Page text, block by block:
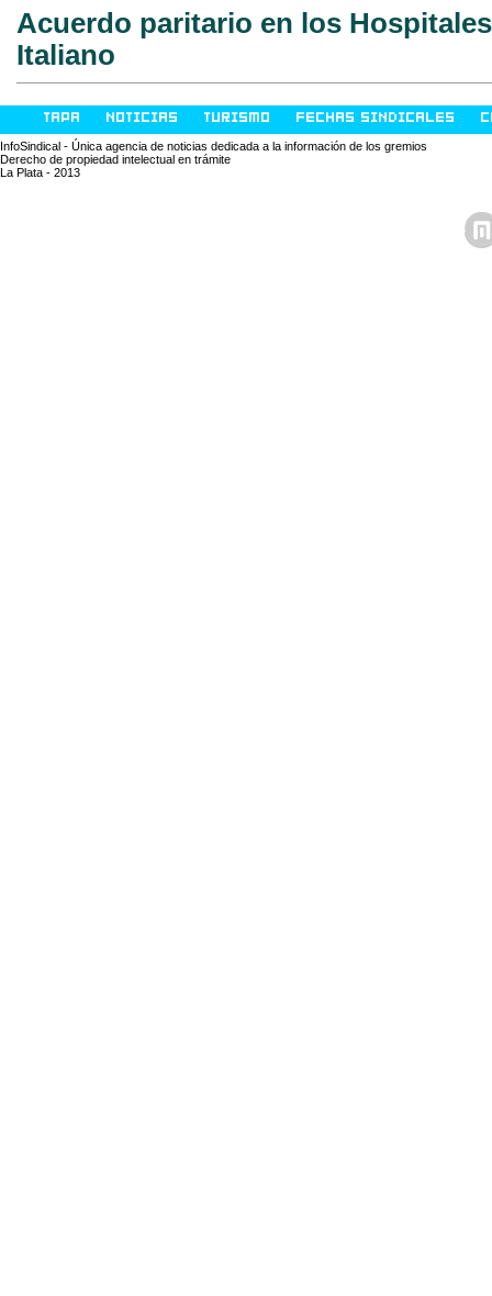
Acuerdo paritario en los
Italiano
TAPA NOTICIAS TURISMO FECHAS SINDICALES
InfoSindical - Única agencia de noticias dedicada a la información de los gremios
Derecho de propiedad intelectual en trámite
La Plata - 2013